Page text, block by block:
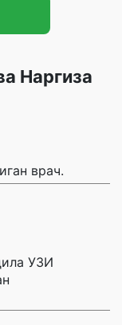
Наргиза
врач.
УЗИ